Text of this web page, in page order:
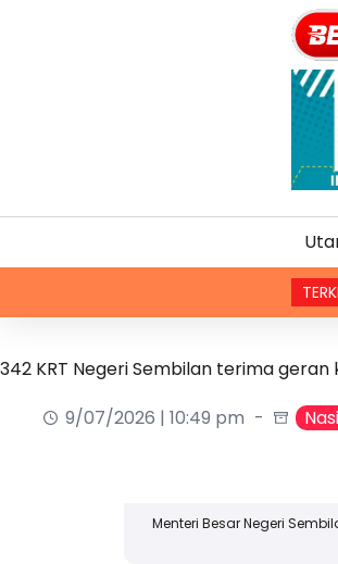
342 KRT Negeri Sembilan terima
9/07/2026 | 10:49 pm
Menteri Besar Negeri